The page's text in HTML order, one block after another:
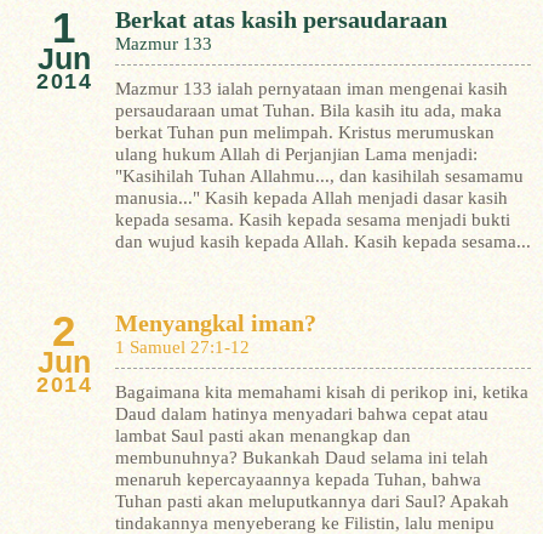
1
Jun
2014
Berkat atas kasih persaudaraan
Mazmur 133
Mazmur 133 ialah pernyataan iman mengenai kasih
persaudaraan umat Tuhan. Bila kasih itu ada, maka
berkat Tuhan pun melimpah. Kristus merumuskan
ulang hukum Allah di Perjanjian Lama menjadi:
"Kasihilah Tuhan Allahmu..., dan kasihilah sesamamu
manusia..." Kasih kepada Allah menjadi dasar kasih
kepada sesama. Kasih kepada sesama menjadi bukti
dan wujud kasih kepada Allah. Kasih kepada sesama...
2
Jun
2014
Menyangkal iman?
1 Samuel 27:1-12
Bagaimana kita memahami kisah di perikop ini, ketika
Daud dalam hatinya menyadari bahwa cepat atau
lambat Saul pasti akan menangkap dan
membunuhnya? Bukankah Daud selama ini telah
menaruh kepercayaannya kepada Tuhan, bahwa
Tuhan pasti akan meluputkannya dari Saul? Apakah
tindakannya menyeberang ke Filistin, lalu menipu